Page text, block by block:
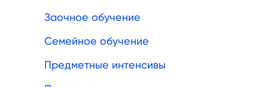
Заочное обучение
Семейное обучение
Предметные интенсивы